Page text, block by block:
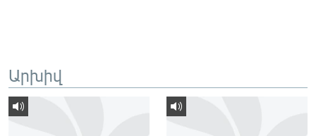
ՓՈԴՔԱՍԹ
Հայերեն
Արխիվ